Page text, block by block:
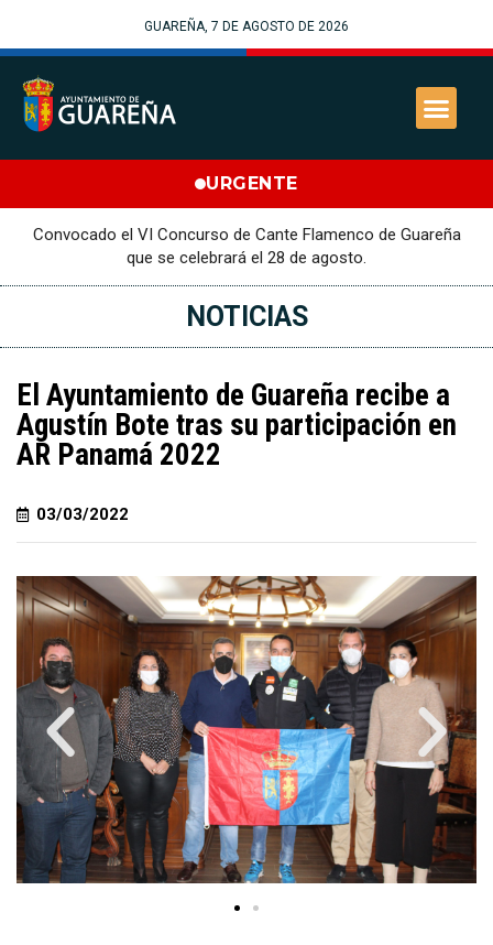
GUAREÑA, 7 DE AGOSTO DE 2026
URGENTE
Convocado el VI Concurso de Cante Flamenco de Guareña
que se celebrará el 28 de agosto.
NOTICIAS
El Ayuntamiento de Guareña recibe a
Agustín Bote tras su participación en
AR Panamá 2022
03/03/2022